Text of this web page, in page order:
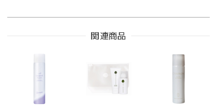
関連商品